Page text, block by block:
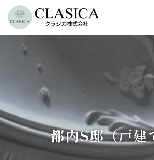
都内S邸（戸建